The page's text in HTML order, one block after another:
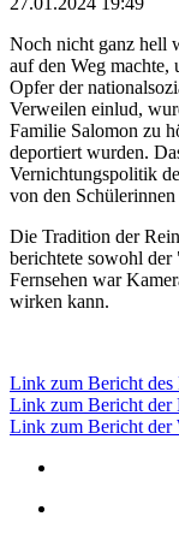
Noch nicht ganz hell
auf den Weg machte,
Opfer der
Verweilen einlud,
Familie Salomon zu
deportiert wurden.
Vernichtungspolitik
von den
Die Tradition der
berichtete sowohl
Fernsehen war
wirken kann.
Link zum Bericht des
Link zum Bericht der
Link zum Bericht